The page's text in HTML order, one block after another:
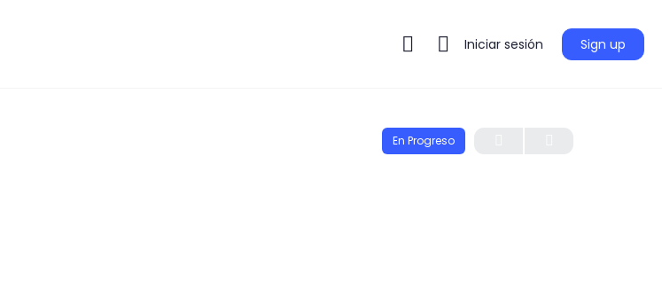
Iniciar sesión Sign up
En Progreso